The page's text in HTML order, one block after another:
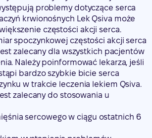
problemy dotyczące serca
krwionośnych Lek Qsiva może
częstości akcji serca.
spoczynkowej częstości akcji serca
zalecany dla wszystkich pacjentów
Należy poinformować lekarza, jeśli
bardzo szybkie bicie serca
w trakcie leczenia lekiem Qsiva.
zalecany do stosowania u
sercowego w ciągu ostatnich 6